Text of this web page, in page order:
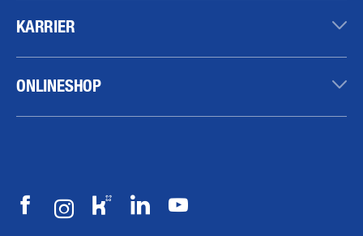
KARRIER
ONLINESHOP